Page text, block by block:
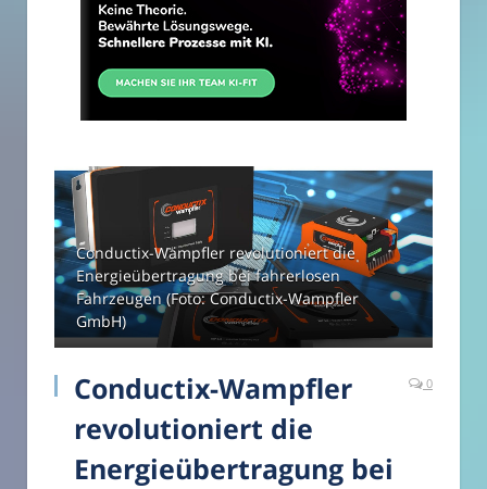
Conductix-Wampfler revolutioniert die
Energieübertragung bei fahrerlosen
Fahrzeugen (Foto: Conductix-Wampfler
GmbH)
Conductix-Wampfler
revolutioniert die
Energieübertragung bei
0